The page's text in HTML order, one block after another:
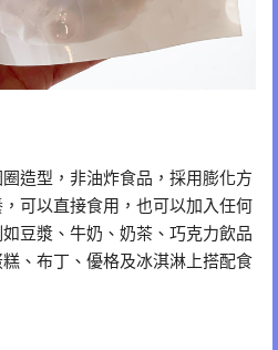
造型，非油炸食品，採用膨化方
可以直接食用，也可以加入任何
豆漿、牛奶、奶茶、巧克力飲品
、布丁、優格及冰淇淋上搭配食